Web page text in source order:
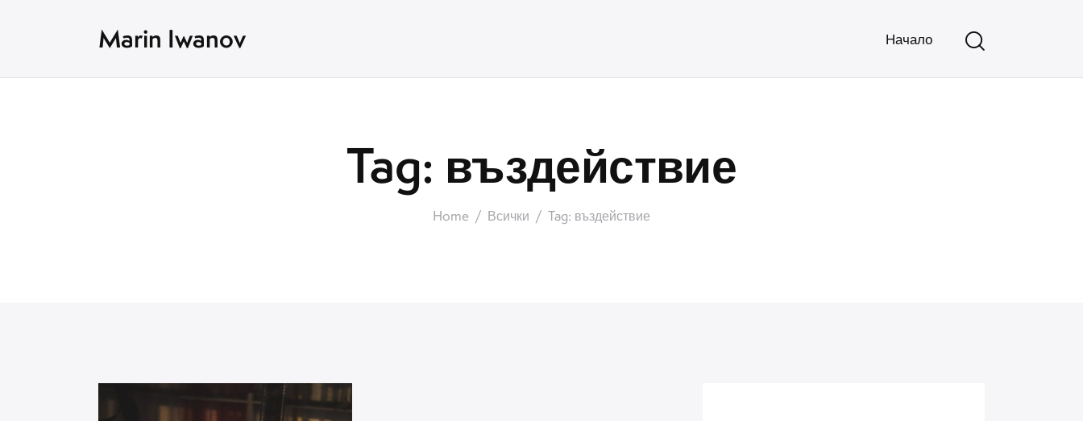
Marin Iwanov Начало
Tag: въздействие
Home Всички Tag: въздействие